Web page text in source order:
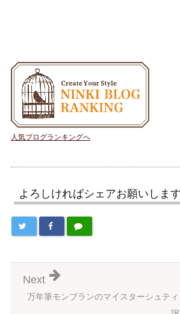
人気ブログランキングへ
よろしければシェアお願いします
万年筆モンブランのマイスターシュテ
Next